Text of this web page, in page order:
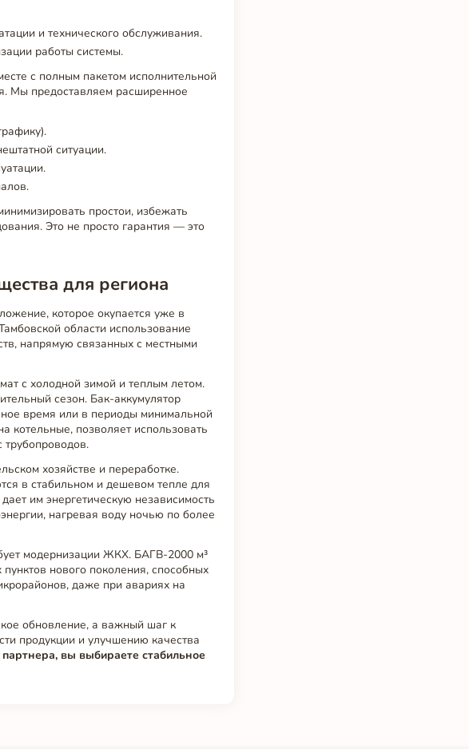
и технического обслуживания.
работы системы.
с полным пакетом исполнительной
Мы предоставляем расширенное
ситуации.
простои, избежать
Это не просто гарантия — это
для региона
которое окупается уже в
области использование
напрямую связанных с местными
с холодной зимой и теплым летом.
сезон. Бак-аккумулятор
время или в периоды минимальной
котельные, позволяет использовать
хозяйстве и переработке.
в стабильном и дешевом тепле для
им энергетическую независимость
нагревая воду ночью по более
модернизации ЖКХ. БАГВ-2000 м³
нового поколения, способных
даже при авариях на
обновление, а важный шаг к
продукции и улучшению качества
вы выбираете стабильное